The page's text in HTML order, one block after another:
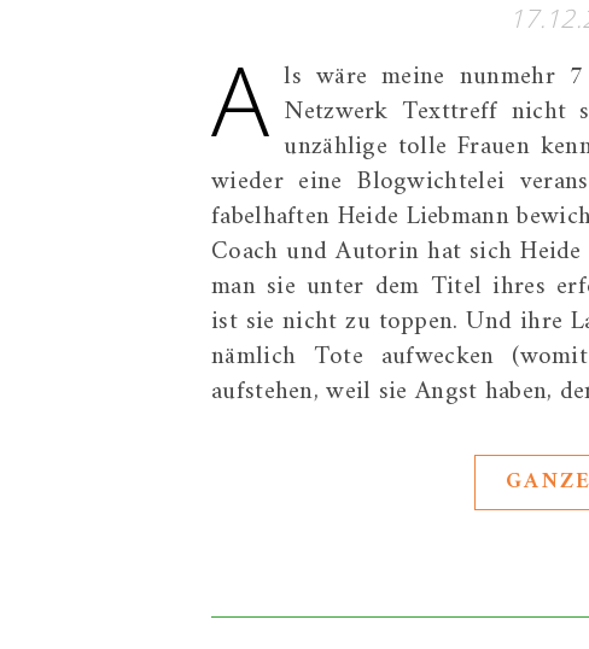
A ls wäre meine nunmehr
Netzwerk Texttreff nicht
unzählige tolle Frauen
wieder eine Blogwichtelei
fabelhaften Heide Liebmann
Coach und Autorin hat sich
man sie unter dem Titel ihres
ist sie nicht zu toppen. Und ihre
nämlich Tote aufwecken
aufstehen, weil sie Angst haben,